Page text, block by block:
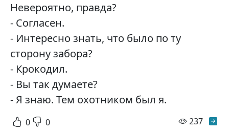
Невероятно, правда?
- Согласен.
- Интересно знать, что было по ту
сторону забора?
- Крокодил.
- Вы так думаете?
- Я знаю. Тем охотником был я.
0 0 237